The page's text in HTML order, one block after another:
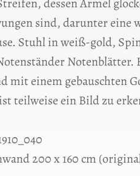
dessen Ärmel
sind, darunter eine
Stuhl in weiß-gold,
mit einem gebauschten
teilweise ein Bild zu
200 x 160 cm